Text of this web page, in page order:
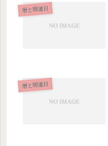
暦と開運日
暦と開運日